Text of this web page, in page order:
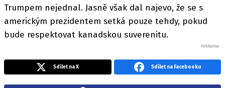
Trumpem nejednal. Jasně však dal najevo, že se s
americkým prezidentem setká pouze tehdy, pokud
bude respektovat kanadskou suverenitu.
Sdílet na X Sdílet na Facebooku